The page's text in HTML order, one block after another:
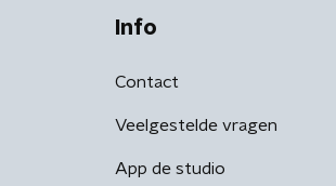
Info
Contact
Veelgestelde vragen
App de studio